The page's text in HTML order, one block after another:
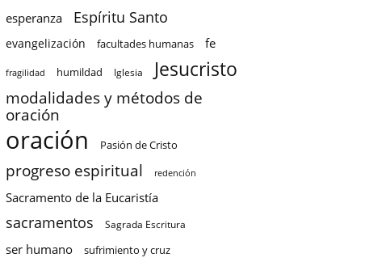
esperanza Espíritu Santo
evangelización facultades humanas fe
fragilidad humildad Iglesia Jesucristo
modalidades y métodos de
oración
oración Pasión de Cristo
progreso espiritual redención
Sacramento de la Eucaristía
sacramentos Sagrada Escritura
ser humano sufrimiento y cruz